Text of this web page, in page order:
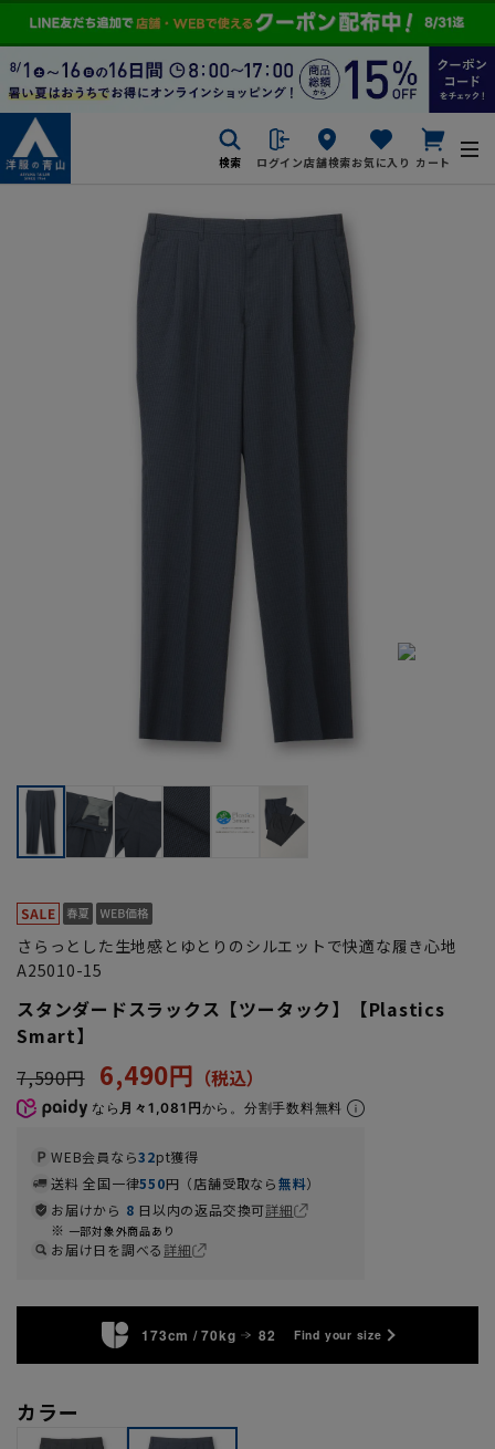
検索 ログイン店舗検索お気に入り カート
さらっとした生地感とゆとりのシルエットで快適な履き心地
A25010-15
スタンダードスラックス【ツータック】【Plastics
Smart】
7,590円 6,490円
なら 月々1,081円から。分割手数料無料
WEB会員なら32pt獲得
送料 全国一律550円（店舗受取なら無料）
お届けから 8 日以内の返品交換可詳細
一部対象外商品あり
お届け日を調べる詳細
173cm / 70kg 82 Find your size
カラー